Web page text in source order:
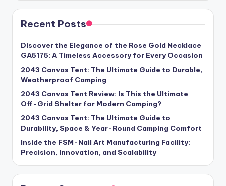
Recent Posts
Discover the Elegance of the Rose Gold Necklace
GA5175: A Timeless Accessory for Every Occasion
2043 Canvas Tent: The Ultimate Guide to Durable,
Weatherproof Camping
2043 Canvas Tent Review: Is This the Ultimate
Off-Grid Shelter for Modern Camping?
2043 Canvas Tent: The Ultimate Guide to
Durability, Space & Year-Round Camping Comfort
Inside the FSM-Nail Art Manufacturing Facility:
Precision, Innovation, and Scalability